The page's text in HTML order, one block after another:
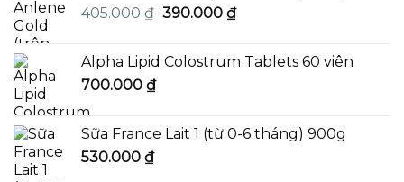
405.000₫ Giá
405.000 ₫.
390.000 ₫Giá
là:
Alpha Lipid Colostrum Tablets 60 viên
700.000 ₫
Sữa France Lait 1 (từ 0-6 tháng) 900g
530.000 ₫